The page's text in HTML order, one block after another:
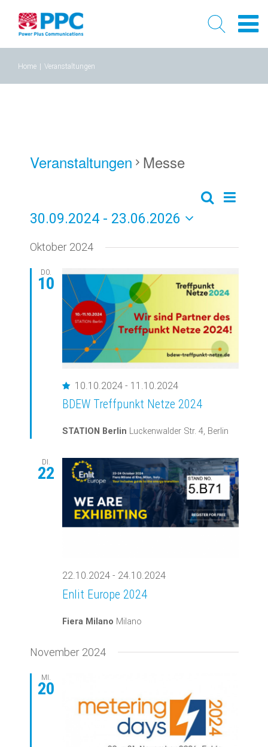
content
Home Veranstaltungen
Veranstaltungen Messe
und
Liste
30.09.2024 - 23.06.2026
Datum
Oktober 2024
DO.
10
Empfohlen
10.10.2024- 11.10.2024
BDEW Treffpunkt Netze 2024
STATION Berlin Luckenwalder Str. 4, Berlin
DI.
22
22.10.2024- 24.10.2024
Enlit Europe 2024
Fiera Milano Milano
November 2024
MI.
20